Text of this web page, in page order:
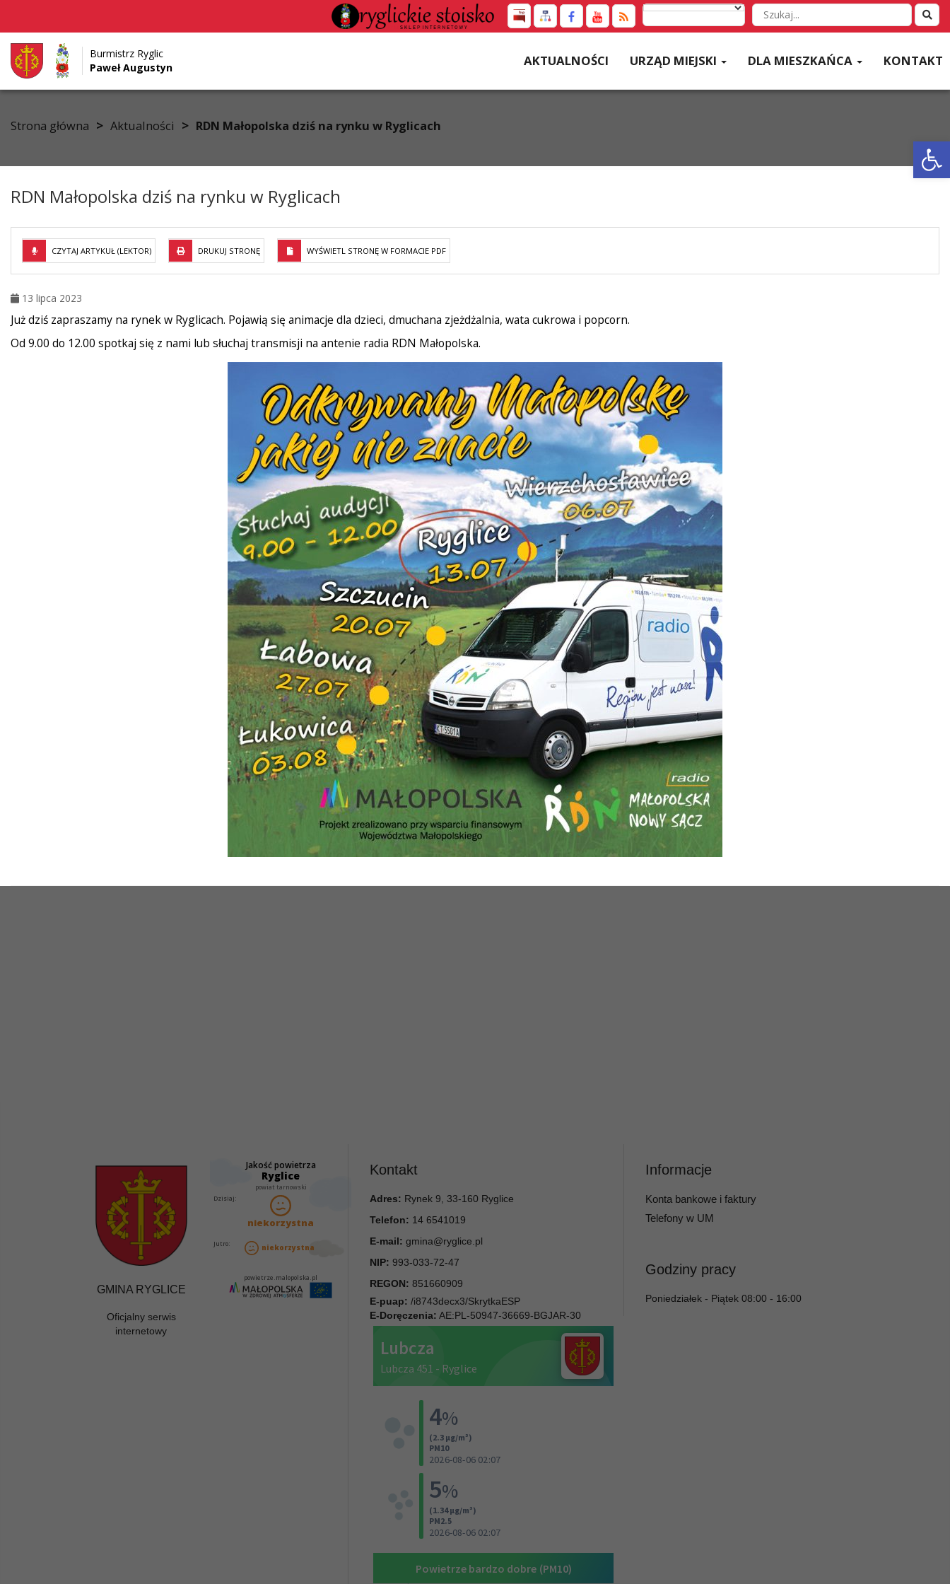
Przejdź do menu
Przejdź do głównej treści strony
Przejdź do stopki strony
Wyszukaj
w
Burmistrz Ryglic
Paweł Augustyn
AKTUALNOŚCI URZĄD MIEJSKI DLA MIESZKAŃCA KONTAKT
Strona główna > Aktualności > RDN Małopolska dziś na rynku w Ryglicach
RDN Małopolska dziś na rynku w Ryglicach
CZYTAJ ARTYKUŁ (LEKTOR) DRUKUJ STRONĘ WYŚWIETL STRONĘ W FORMACIE PDF
13 lipca 2023
Już dziś zapraszamy na rynek w Ryglicach. Pojawią się animacje dla dzieci, dmuchana zjeżdżalnia, wata cukrowa i popcorn.
Od 9.00 do 12.00 spotkaj się z nami lub słuchaj transmisji na antenie radia RDN Małopolska.
GMINA RYGLICE
Oficjalny serwis
internetowy
Kontakt
Adres: Rynek 9, 33-160 Ryglice
Telefon: 14 6541019
E-mail: gmina@ryglice.pl
NIP: 993-033-72-47
REGON: 851660909
E-puap: /i8743decx3/SkrytkaESP
E-Doręczenia: AE:PL-50947-36669-BGJAR-30
Informacje
Konta bankowe i faktury
Telefony w UM
Godziny pracy
Poniedziałek - Piątek 08:00 - 16:00